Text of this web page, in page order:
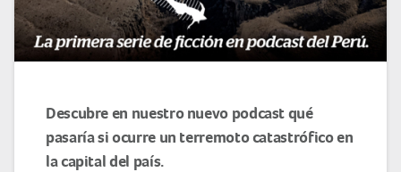
Descubre en nuestro nuevo podcast qué
pasaría si ocurre un terremoto catastrófico en
la capital del país.